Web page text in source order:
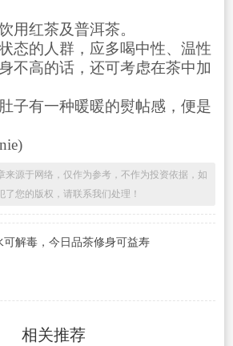
红茶及普洱茶。
的人群，应多喝中性、温性
不高的话，还可考虑在茶中加
有一种暖暖的熨帖感，便是
来源于网络，仅作为参考，不作为投资依据，如
您的版权，请联系我们处理！
可解毒，今日品茶修身可益寿
相关推荐